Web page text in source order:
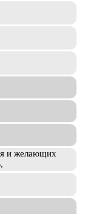
и желающих